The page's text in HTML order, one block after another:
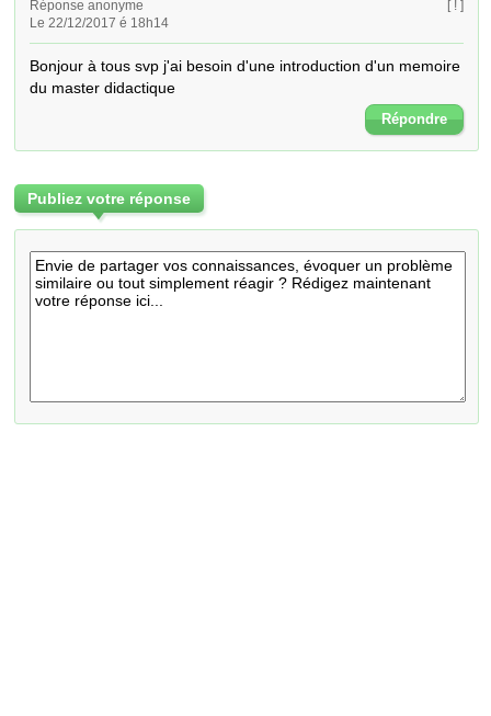
Réponse anonyme
Le 22/12/2017 é 18h14
[ ! ]
Bonjour à tous svp j'ai besoin d'une introduction d'un memoire
du master didactique
Répondre
Publiez votre réponse